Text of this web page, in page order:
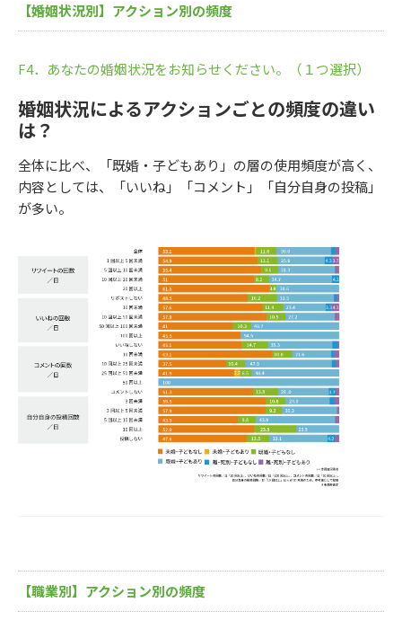
【婚姻状況別】アクション別の頻度
F4．あなたの婚姻状況をお知らせください。（１つ選択）
婚姻状況によるアクションごとの頻度の違い
は？
全体に比べ、「既婚・子どもあり」の層の使用頻度が高く、
内容としては、「いいね」「コメント」「自分自身の投稿」
が多い。
【職業別】アクション別の頻度